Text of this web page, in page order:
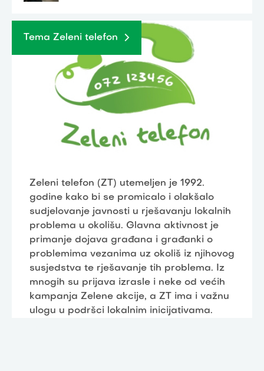
Tema Zeleni telefon
Zeleni telefon (ZT) utemeljen je 1992.
godine kako bi se promicalo i olakšalo
sudjelovanje javnosti u rješavanju lokalnih
problema u okolišu. Glavna aktivnost je
primanje dojava građana i građanki o
problemima vezanima uz okoliš iz njihovog
susjedstva te rješavanje tih problema. Iz
mnogih su prijava izrasle i neke od većih
kampanja Zelene akcije, a ZT ima i važnu
ulogu u podršci lokalnim inicijativama.